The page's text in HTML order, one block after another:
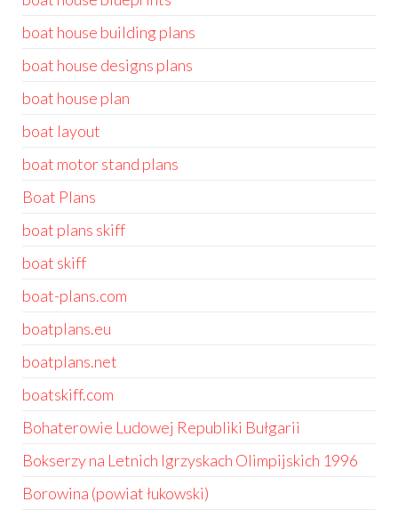
boat house building plans
boat house designs plans
boat house plan
boat layout
boat motor stand plans
Boat Plans
boat plans skiff
boat skiff
boat-plans.com
boatplans.eu
boatplans.net
boatskiff.com
Bohaterowie Ludowej Republiki Bułgarii
Bokserzy na Letnich Igrzyskach Olimpijskich 1996
Borowina (powiat łukowski)